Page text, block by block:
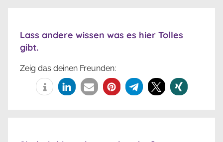
Lass andere wissen was es hier Tolles
gibt.
Zeig das deinen Freunden: